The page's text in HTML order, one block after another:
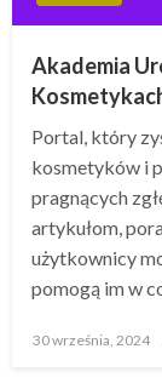
Akademia
Portal, który
kosmetyków i
pragnących
artykułom,
użytkownicy
pomogą im w
Opublikowane
30 września, 2024